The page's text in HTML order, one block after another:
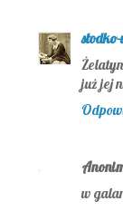
już jej
w